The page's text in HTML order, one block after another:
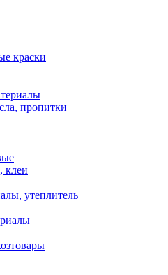
краски
пропитки
клеи
утеплитель